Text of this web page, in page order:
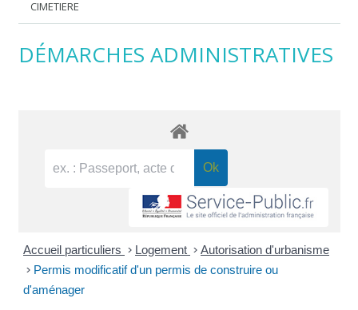
CIMETIERE
DÉMARCHES ADMINISTRATIVES
Accueil particuliers > Logement > Autorisation d'urbanisme
> Permis modificatif d'un permis de construire ou
d'aménager